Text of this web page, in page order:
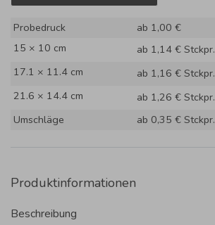
Probedruck
ab 1,00 €
15 × 10 cm
ab 1,14 € Stckpr.
17.1 × 11.4 cm
ab 1,16 € Stckpr.
21.6 × 14.4 cm
ab 1,26 € Stckpr.
Umschläge
ab 0,35 € Stckpr.
Produktinformationen
Beschreibung